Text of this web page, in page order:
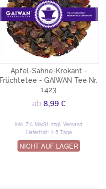
Apfel-Sahne-Krokant -
Früchtetee - GAIWAN Tee Nr.
1423
ab 8,99 €
inkl. 7% MwSt. zzgl. Versand
Lieferfrist: 1-5 Tage
NICHT AUF LAGER